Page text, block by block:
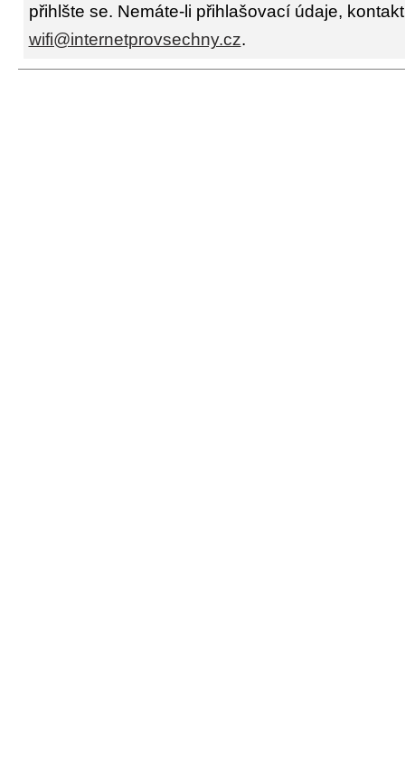
přihlšte se. Nemáte-li přihlašovací údaje,
wifi@internetprovsechny.cz.